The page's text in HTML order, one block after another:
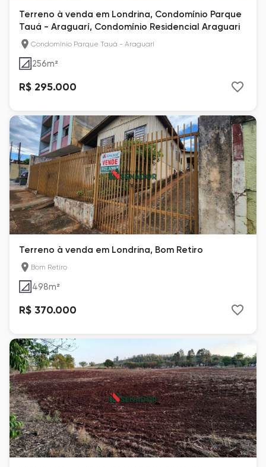
Terreno à venda em Londrina, Condomínio Parque
Tauá - Araguarí, Condomínio Residencial Araguari
Condomínio Parque Tauá - Araguarí
256m²
R$ 295.000
Terreno à venda em Londrina, Bom Retiro
Bom Retiro
498m²
R$ 370.000